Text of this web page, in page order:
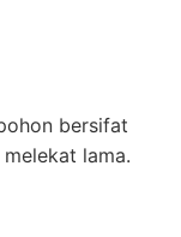
bersifat
lama.